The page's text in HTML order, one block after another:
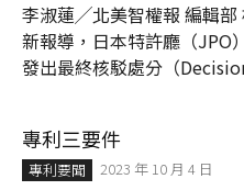
李淑蓮╱北美智權報 編輯
新報導，日本特許廳（JPO
發出最終核駁處分（
（如《Palworld Mobile》
核駁處分，顯示出審查機關
專利三要件
專利要聞 2023 年 10 月 4 日